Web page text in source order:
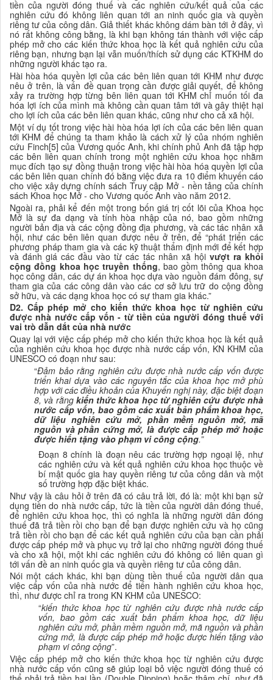
tiền của người đóng thuếvà các nghiên cứu/kết quả của các
nghiên cứu đó không liên quan tới an ninh quốc gia và quyền
riêng tư của công dân.Giả thiết khác không dám bàn tới ở đây, vì
nó rất không công bằng, là khi bạn không tán thành với việc cấp
phép mở cho các kiến thức khoa học là kết quả nghiên cứu của
riêng bạn, nhưng bạn lại vẫn muốn/thích sử dụng các KTKHM do
những người khác tạo ra.
Hài hòa hóa quyền lợi của các bên liên quan tới KHM như được
nêu ở trên, là vấn đề quan trọng cần được giải quyết, để không
xảy ra trường hợp từng bên liên quan tới KHM chỉ muốn tối đa
hóa lợi ích của mình mà không cần quan tâm tới và gây thiệt hại
cho lợi ích của các bên liên quan khác, cũng như cho cả xã hội.
Một ví dụ tốt trong việc hài hòa hóa lợi ích của các bên liên quan
tới KHM để chúng ta tham khảo là cách xử lý của nhóm nghiên
cứu Finch[5] của Vương quốc Anh, khi chính phủ Anh đã tập hợp
các bên liên quan chính trong một nghiên cứu khoa họcnhằm
mục đích tạo sự đồng thuận trong việc hài hòa hóa quyền lợi của
các bên liên quan chính đó bằng việc đưa ra 10 điểm khuyến cáo
cho việc xây dựng chính sách Truy cập Mở - nền tảng của chính
sách Khoa học Mở - cho Vương quốc Anh vào năm 2012.
Ngoài ra, phải kể đến một trong bốn giá trị cốt lõi của Khoa học
Mở là sự đa dạng và tính hòa nhập của nó,bao gồm những
người bản địa và các cộng đồng địa phương, và các tác nhân xã
hội, như các bên liên quan được nêu ở trên, để“phát triển các
phương pháp tham gia và các kỹ thuật thẩm định mới để kết hợp
và đánh giá các đầu vào từ các tác nhân xã hội vượt ra khỏi
cộng đồng khoa học truyền thống, bao gồm thông quakhoa
họccông dân, các dự ánkhoa học dựavào nguồn đám đông, sự
tham gia của các công dân vào cáccơ sở lưu trữ do cộng đồng
sở hữu, và các dạng khoa học có sự tham gia khác.”
D2. Cấpphép mở cho kiến thức khoa học từ nghiên cứu
được nhà nước cấp vốn - từ tiền của người đóng thuế với
vai trò dẫn dắt của nhà nước
Quay lại với việc cấp phép mở cho kiến thức khoa học là kết quả
của nghiên cứu khoa học được nhà nước cấp vốn, KN KHM của
UNESCO có đoạn như sau:
“Đảm bảo rằng nghiên cứu được nhà nước cấp vốn được
triển khai dựa vào các nguyên tắc của khoa học mở phù
hợp với các điều khoản của Khuyến nghị này, đặc biệt đoạn
8, và rằng kiến thứckhoa học từ nghiên cứu được nhà
nước cấp vốn,bao gồm các xuất bản phẩmkhoa học,
dữ liệu nghiên cứumở, phần mềm nguồn mở,mã
nguồn và phần cứng mở, là được cấp phép mở hoặc
được hiến tặng vào phạm vi công cộng.”
Đoạn 8 chính là đoạn nêu các trường hợp ngoại lệ, như
các nghiên cứuvà kết quả nghiên cứukhoa họcthuộc về
bí mật quốc gia hay quyền riêng tư của công dân và một
số trường hợp đặc biệt khác.
Như vậy là câu hỏi ở trên đã có câu trả lời, đó là: một khi bạn sử
dụng tiền do nhà nước cấp, tức là tiền của người dân đóng thuế,
để nghiên cứu khoa học, thì có nghĩa là những người dân đóng
thuế đã trả tiền rồi cho bạn để bạn được nghiên cứu và họ cũng
trả tiền rồi cho bạn để các kết quả nghiên cứu của bạn cần phải
được cấp phép mở và phục vụ trở lại cho những người đóng thuế
và cho xã hội, một khi các nghiên cứu đó không có liên quan gì
tới vấn đề an ninh quốc gia và quyền riêng tư của công dân.
Nói một cách khác, khi bạn dùng tiền thuế của người dân qua
việc cấp vốn của nhà nước để tiến hành nghiên cứu khoa học,
thì, như được chỉ ra trong KN KHM của UNESCO:
“kiến thứckhoa họctừ nghiên cứu được nhà nước cấp
vốn, bao gồm các xuất bản phẩm khoa học, dữ liệu
nghiên cứu mở, phần mềm nguồn mở,mã nguồn và phần
cứng mở, là được cấp phép mở hoặc được hiến tặng vào
phạm vi công cộng”.
Việc cấp phép mở cho kiến thức khoa học từ nghiên cứu được
nhà nước cấp vốn cũng sẽ giúp loại bỏ việc người đóng thuế có